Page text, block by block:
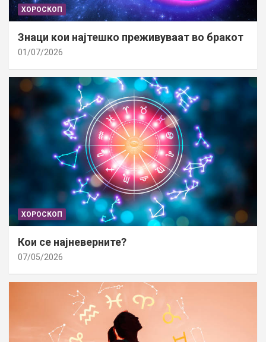
ХОРОСКОП
Знаци кои најтешко преживуваат во бракот
01/07/2026
ХОРОСКОП
Кои се најневерните?
07/05/2026